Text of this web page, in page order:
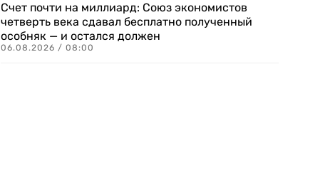
Счет почти на миллиард: Союз экономистов
четверть века сдавал бесплатно полученный
особняк — и остался должен
06.08.2026 / 08:00